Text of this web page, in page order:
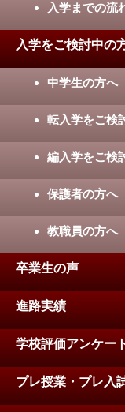
入学までの流
入学をご検討中の
中学生の方へ
転入学をご検
編入学をご検
保護者の方へ
教職員の方へ
卒業生の声
進路実績
学校評価アンケー
プレ授業・プレ入